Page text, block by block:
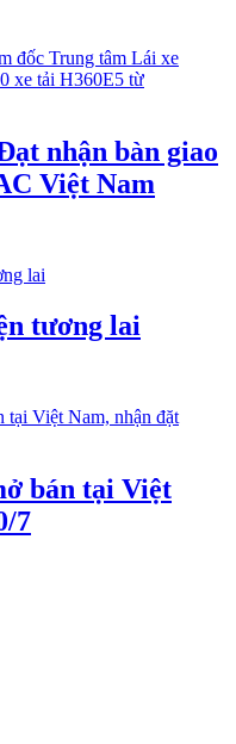
nhận bàn giao
Việt Nam
tương lai
bán tại Việt
7